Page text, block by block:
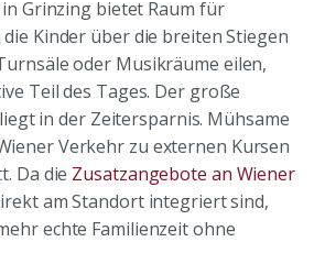
Grinzing bietet Raum für
Kinder über die breiten Stiegen
oder Musikräume eilen,
Teil des Tages. Der große
in der Zeitersparnis. Mühsame
Verkehr zu externen Kursen
Da die Zusatzangebote an Wiener
am Standort integriert sind,
echte Familienzeit ohne